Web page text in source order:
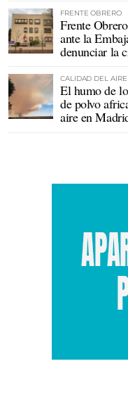
FRENTE OBRERO
Frente
ante la
denunciar la
CALIDAD DEL AIRE
El humo de
de polvo
aire en